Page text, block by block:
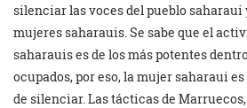
silenciar las voces del pueblo saharaui
mujeres saharauis. Se sabe que el
saharauis es de los más potentes
ocupados, por eso, la mujer saharaui
de silenciar. Las tácticas de